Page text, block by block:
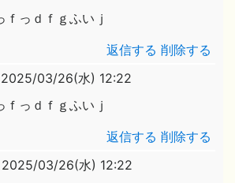
っｄｆｇふいｊ
返信する 削除する
2025/03/26(水) 12:22
っｄｆｇふいｊ
返信する 削除する
2025/03/26(水) 12:22